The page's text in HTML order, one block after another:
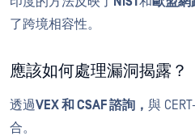
了跨境相容性。
應該如何處理漏洞揭露？
透過VEX 和 CSAF 諮詢， 與
合。